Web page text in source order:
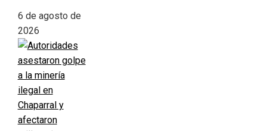
6 de agosto de
2026